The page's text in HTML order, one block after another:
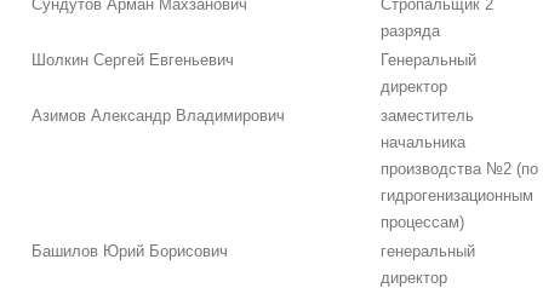
Сундутов Арман Махзанович
Стропальщик 2
разряда
Шолкин Сергей Евгеньевич
Генеральный
директор
Азимов Александр Владимирович
заместитель
начальника
производства №2 (по
гидрогенизационным
процессам)
Башилов Юрий Борисович
генеральный
директор